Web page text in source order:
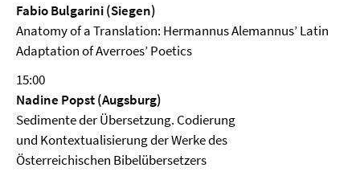
Fabio Bulgarini (Siegen)
Anatomy of a Translation: Hermannus Alemannus’ Latin
Adaptation of Averroes’ Poetics
15:00
Nadine Popst (Augsburg)
Sedimente der Übersetzung. Codierung
und Kontextualisierung der Werke des
Österreichischen Bibelübersetzers